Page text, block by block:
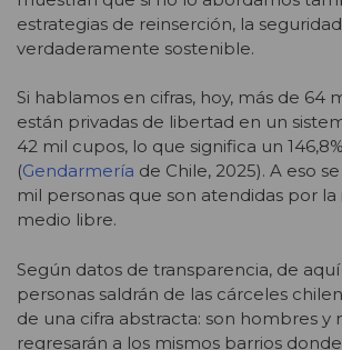
estrategias de reinserción, la
verdaderamente sostenible.
Si hablamos en cifras, hoy, más de 64
están privadas de libertad en un
42 mil cupos, lo que significa un
(Gendarmería de Chile, 2025). A eso
mil personas que son atendidas por
medio libre.
Según datos de transparencia, de
personas saldrán de las cárceles
de una cifra abstracta: son hombres y
regresarán a los mismos barrios